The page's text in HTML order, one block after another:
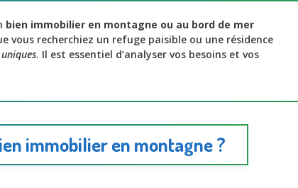
bien immobilier en montagne ou au bord de mer
vous recherchiez un refuge paisible ou une résidence
. Il est essentiel d’analyser vos besoins et vos
immobilier en montagne ?